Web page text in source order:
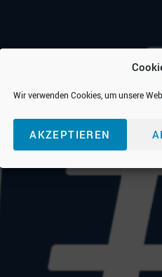
Wir verwenden Cookies, um unsere
AKZEPTIEREN